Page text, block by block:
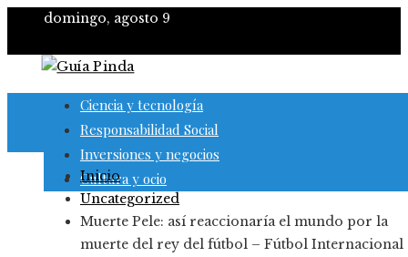
domingo, agosto 9
Ciencia y tecnología
Responsabilidad Social
Inversiones y negocios
Cultura y ocio
Inicio
Uncategorized
Muerte Pele: así reaccionaría el mundo por la
muerte del rey del fútbol – Fútbol Internacional